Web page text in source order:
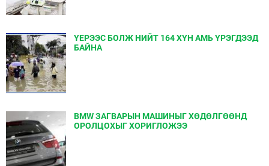
ҮЕРЭЭС БОЛЖ НИЙТ 164 ХҮН АМЬ ҮРЭГДЭЭД
БАЙНА
BMW ЗАГВАРЫН МАШИНЫГ ХӨДӨЛГӨӨНД
ОРОЛЦОХЫГ ХОРИГЛОЖЭЭ